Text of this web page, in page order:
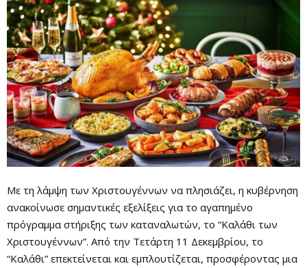
Με τη λάμψη των Χριστουγέννων να πλησιάζει, η κυβέρνηση
ανακοίνωσε σημαντικές εξελίξεις για το αγαπημένο
πρόγραμμα στήριξης των καταναλωτών, το “Καλάθι των
Χριστουγέννων”. Από την Τετάρτη 11 Δεκεμβρίου, το
“Καλάθι” επεκτείνεται και εμπλουτίζεται, προσφέροντας μια